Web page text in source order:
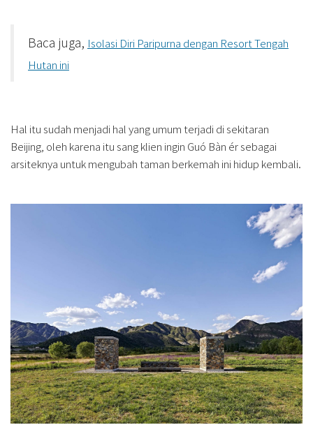
Baca juga, Isolasi Diri Paripurna dengan Resort Tengah
Hutan ini
Hal itu sudah menjadi hal yang umum terjadi di sekitaran
Beijing, oleh karena itu sang klien ingin Guó Bàn ér sebagai
arsiteknya untuk mengubah taman berkemah ini hidup kembali.